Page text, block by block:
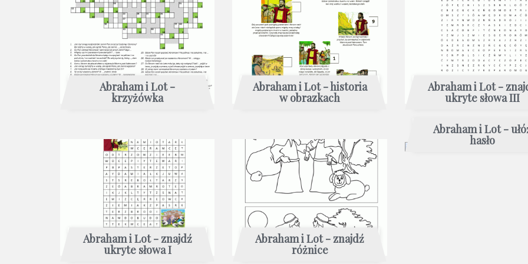
Abraham i Lot -
krzyżówka
Abraham i Lot - historia
w obrazkach
Abraham i Lot -
ukryte słowa III
Abraham i Lot - znajdź
ukryte słowa I
Abraham i Lot - znajdź
różnice
Abraham i Lot -
hasło